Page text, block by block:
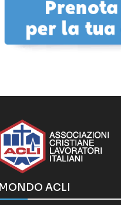
MONDO ACLI